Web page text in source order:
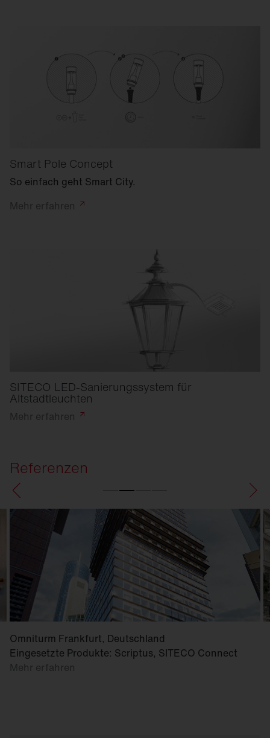
Smart Pole Concept
So einfach geht Smart City.
Mehr erfahren
SITECO LED-Sanierungssystem für
Altstadtleuchten
Mehr erfahren
Referenzen
Omniturm Frankfurt, Deutschland
Eingesetzte Produkte: Scriptus, SITECO Connect
Mehr erfahren